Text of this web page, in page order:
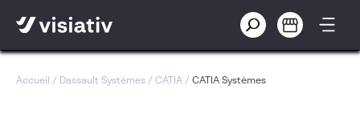
Accueil / Dassault Systèmes / CATIA / CATIA Systèmes